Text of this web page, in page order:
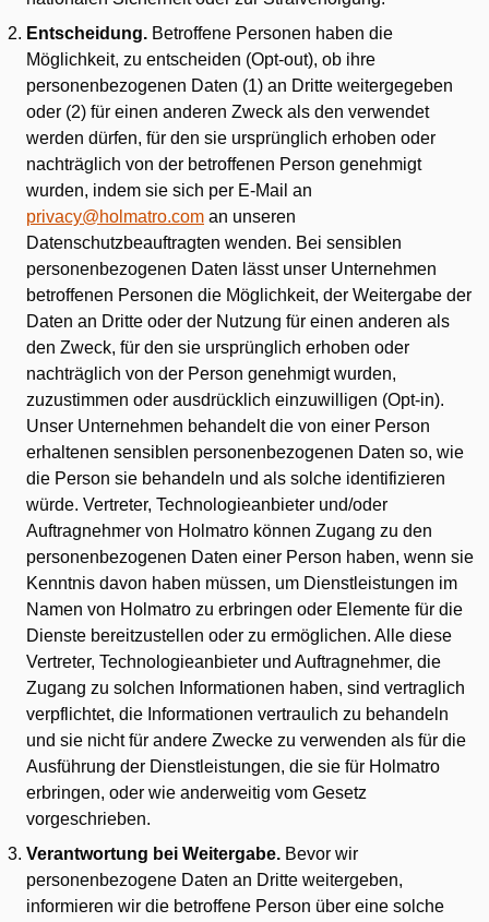
Entscheidung. Betroffene Personen haben die
Möglichkeit, zu entscheiden (Opt-out), ob ihre
personenbezogenen Daten (1) an Dritte weitergegeben
oder (2) für einen anderen Zweck als den verwendet
werden dürfen, für den sie ursprünglich erhoben oder
nachträglich von der betroffenen Person genehmigt
wurden, indem sie sich per E-Mail an
privacy@holmatro.com an unseren
Datenschutzbeauftragten wenden. Bei sensiblen
personenbezogenen Daten lässt unser Unternehmen
betroffenen Personen die Möglichkeit, der Weitergabe der
Daten an Dritte oder der Nutzung für einen anderen als
den Zweck, für den sie ursprünglich erhoben oder
nachträglich von der Person genehmigt wurden,
zuzustimmen oder ausdrücklich einzuwilligen (Opt-in).
Unser Unternehmen behandelt die von einer Person
erhaltenen sensiblen personenbezogenen Daten so, wie
die Person sie behandeln und als solche identifizieren
würde. Vertreter, Technologieanbieter und/oder
Auftragnehmer von Holmatro können Zugang zu den
personenbezogenen Daten einer Person haben, wenn sie
Kenntnis davon haben müssen, um Dienstleistungen im
Namen von Holmatro zu erbringen oder Elemente für die
Dienste bereitzustellen oder zu ermöglichen. Alle diese
Vertreter, Technologieanbieter und Auftragnehmer, die
Zugang zu solchen Informationen haben, sind vertraglich
verpflichtet, die Informationen vertraulich zu behandeln
und sie nicht für andere Zwecke zu verwenden als für die
Ausführung der Dienstleistungen, die sie für Holmatro
erbringen, oder wie anderweitig vom Gesetz
vorgeschrieben.
Verantwortung bei Weitergabe. Bevor wir
personenbezogene Daten an Dritte weitergeben,
informieren wir die betroffene Person über eine solche